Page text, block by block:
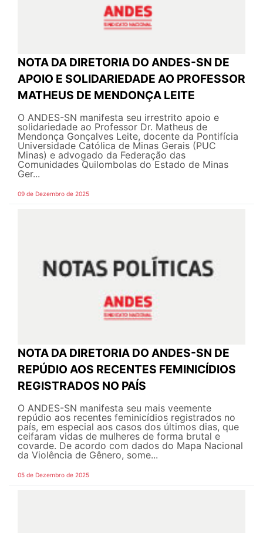
NOTA DA DIRETORIA DO ANDES-SN DE
APOIO E SOLIDARIEDADE AO PROFESSOR
MATHEUS DE MENDONÇA LEITE
O ANDES-SN manifesta seu irrestrito apoio e
solidariedade ao Professor Dr. Matheus de
Mendonça Gonçalves Leite, docente da Pontifícia
Universidade Católica de Minas Gerais (PUC
Minas) e advogado da Federação das
Comunidades Quilombolas do Estado de Minas
Ger...
09 de Dezembro de 2025
NOTA DA DIRETORIA DO ANDES-SN DE
REPÚDIO AOS RECENTES FEMINICÍDIOS
REGISTRADOS NO PAÍS
O ANDES-SN manifesta seu mais veemente
repúdio aos recentes feminicídios registrados no
país, em especial aos casos dos últimos dias, que
ceifaram vidas de mulheres de forma brutal e
covarde. De acordo com dados do Mapa Nacional
da Violência de Gênero, some...
05 de Dezembro de 2025